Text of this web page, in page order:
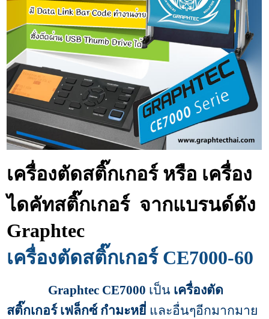
เครื่องตัดสติ๊กเกอร์ หรือ เครื่อง
ไดคัทสติ๊กเกอร์ จากแบรนด์ดัง
Graphtec
เครื่องตัดสติ๊กเกอร์ CE7000-60
Graphtec CE7000 เป็น เครื่องตัด
สติ๊กเกอร์ เฟล็กซ์ กำมะหยี่ และอื่นๆอีกมากมาย